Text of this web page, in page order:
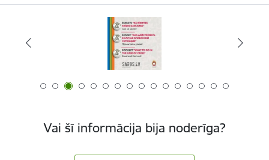
Vai šī informācija bija noderīga?